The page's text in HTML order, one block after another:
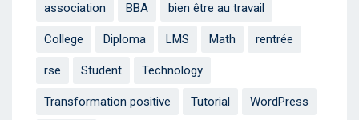
association BBA bien être au travail
College Diploma LMS Math rentrée
rse Student Technology
Transformation positive Tutorial WordPress